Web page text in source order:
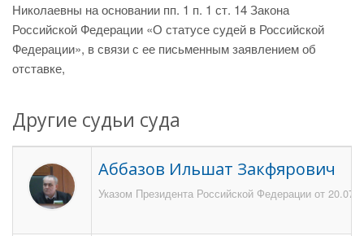
Николаевны на основании пп. 1 п. 1 ст. 14 Закона
Российской Федерации «О статусе судей в Российской
Федерации», в связи с ее письменным заявлением об
отставке,
Другие судьи суда
Аббазов Ильшат Закфярович
Указом Президента Российской Федерации от